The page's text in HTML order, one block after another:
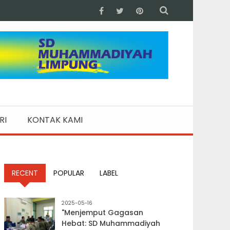
KONTAK KAMI
RECENT POPULAR LABEL
2025-05-16
"Menjemput Gagasan
Hebat: SD Muhammadiyah